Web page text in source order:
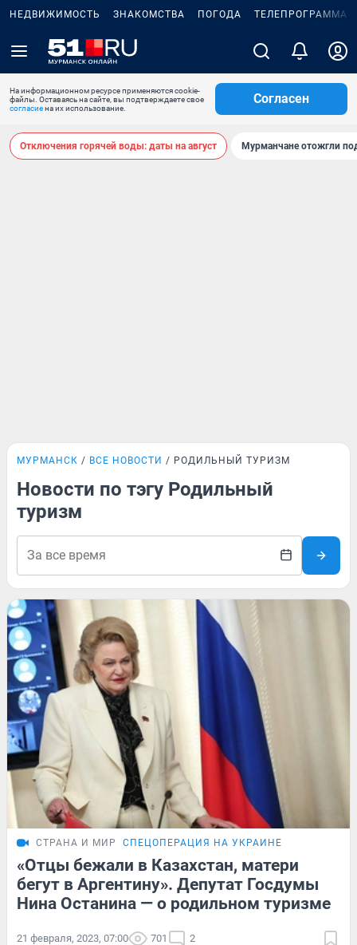
НЕДВИЖИМОСТЬ ЗНАКОМСТВА ПОГОДА ТЕЛЕПРОГРАММА
На информационном ресурсе применяются cookie-
файлы. Оставаясь на сайте, вы подтверждаете свое
согласиена их использование.
Согласен
Отключения горячей воды: даты на август Мурманчане отожгли
МУРМАНСК ВСЕ НОВОСТИ РОДИЛЬНЫЙ ТУРИЗМ
Новости по тэгу Родильный
туризм
СТРАНА И МИР СПЕЦОПЕРАЦИЯ НА УКРАИНЕ
«Отцы бежали в Казахстан, матери
бегут в Аргентину». Депутат Госдумы
Нина Останина — о родильном туризме
21 февраля, 2023, 07:00 701 2